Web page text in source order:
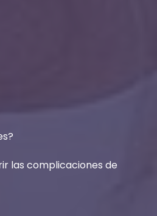
las complicaciones de